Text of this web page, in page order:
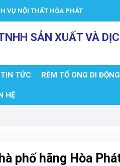
VỤ NỘI THẤT HÒA PHÁT
SẢN XUẤT VÀ
TIN TỨC RÈM TỔ ONG DI ĐỘNG
HỆ
phố hãng Hòa